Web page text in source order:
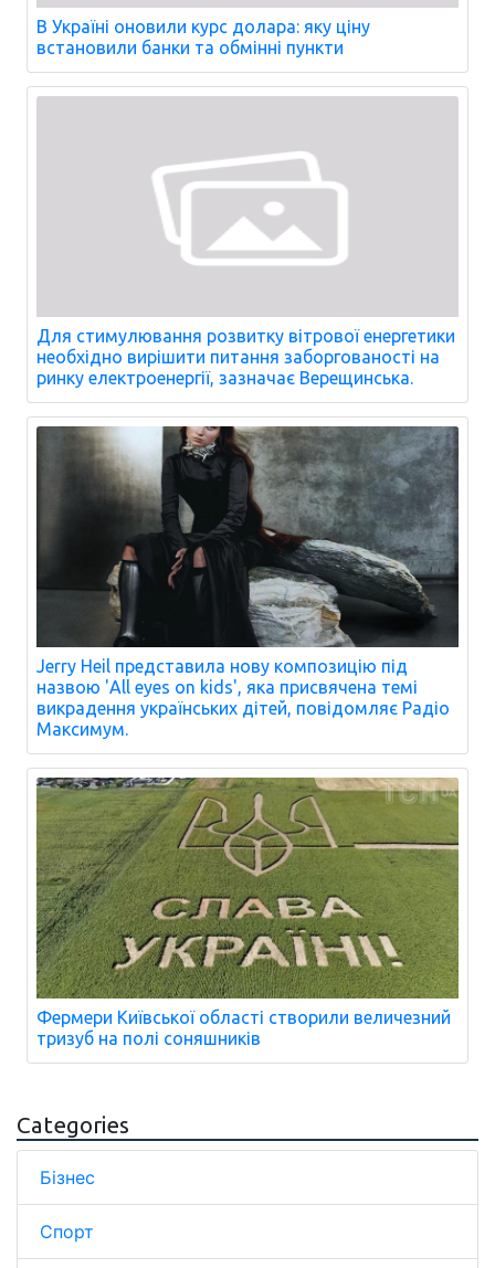
В Україні оновили курс долара: яку ціну
встановили банки та обмінні пункти
Для стимулювання розвитку вітрової енергетики
необхідно вирішити питання заборгованості на
ринку електроенергії, зазначає Верещинська.
Jerry Heil представила нову композицію під
назвою 'All eyes on kids', яка присвячена темі
викрадення українських дітей, повідомляє Радіо
Максимум.
Фермери Київської області створили величезний
тризуб на полі соняшників
Categories
Бізнес
Спорт